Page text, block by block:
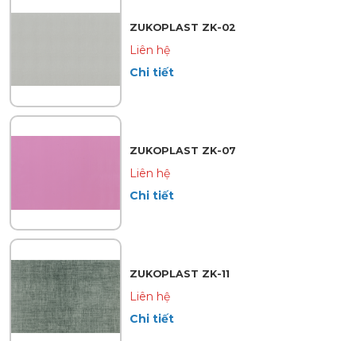
ZUKOPLAST ZK-02
Liên hệ
Chi tiết
ZUKOPLAST ZK-07
Liên hệ
Chi tiết
ZUKOPLAST ZK-11
Liên hệ
Chi tiết